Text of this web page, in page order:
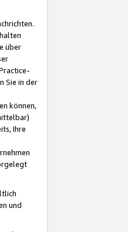
über
Sie in der
können,
Ihre
und